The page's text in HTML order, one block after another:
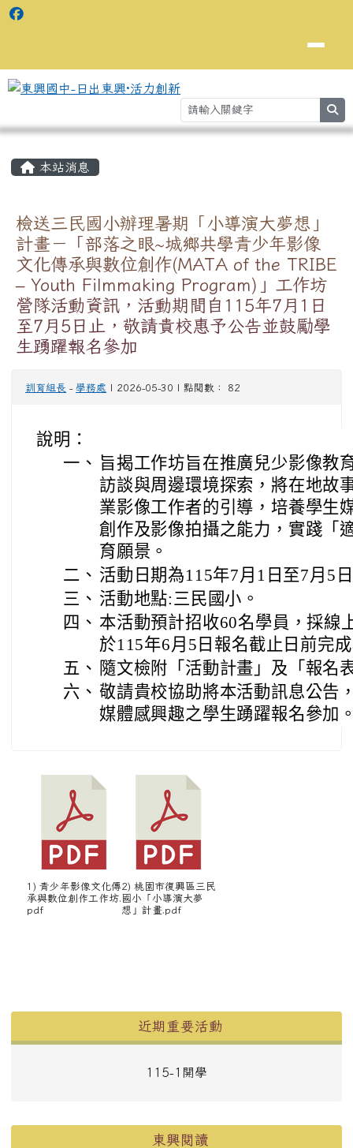
本站消息
檢送三民國小辦理暑期「小導演大夢想」
計畫－「部落之眼~城鄉共學青少年影像
文化傳承與數位創作(MATA of the TRIBE
– Youth Filmmaking Program)」工作坊
營隊活動資訊，活動期間自115年7月1日
至7月5日止，敬請貴校惠予公告並鼓勵學
生踴躍報名參加
訓育組長 - 學務處 | 2026-05-30 | 點閱數： 82
說明：
一、 旨揭工作坊旨在推廣兒少影像教
訪談與周邊環境探索，將在地故
業影像工作者的引導，培養學生
創作及影像拍攝之能力，實踐「
育願景。
二、 活動日期為115年7月1日至7月5
三、 活動地點:三民國小。
四、 本活動預計招收60名學員，採線
於115年6月5日報名截止日前完
五、 隨文檢附「活動計畫」及「報名
六、 敬請貴校協助將本活動訊息公告
媒體感興趣之學生踴躍報名參加
1) 青少年影像文化傳
承與數位創作工作坊.
pdf
2) 桃園市復興區三民
國小「小導演大夢
想」計畫.pdf
近期重要活動
115-1開學
東興閱讀